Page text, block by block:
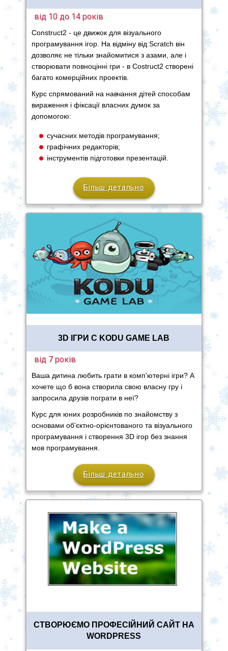
від 10 до 14 років
Construct2 - це движок для візуального
програмування ігор. На відміну від Scratch він
дозволяє не тільки знайомитися з азами, але і
створювати повноцінні гри - в Costruct2 створені
багато комерційних проектів.
Курс спрямований на навчання дітей способам
вираження і фіксації власних думок за
допомогою:
сучасних методів програмування;
графічних редакторів;
інструментів підготовки презентацій.
Більш детально
3D ІГРИ С KODU GAME LAB
від 7 років
Ваша дитина любить грати в комп'ютерні ігри? А
хочете що б вона створила свою власну гру і
запросила друзів пограти в неї?
Курс для юних розробників по знайомству з
основами об'єктно-орієнтованого та візуального
програмування і створення 3D ігор без знання
мов програмування.
Більш детально
СТВОРЮЄМО ПРОФЕСІЙНИЙ САЙТ НА
WORDPRESS